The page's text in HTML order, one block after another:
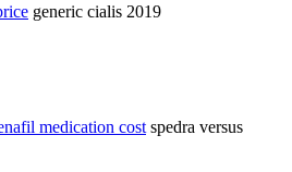
generic cialis 2019
medication cost spedra versus